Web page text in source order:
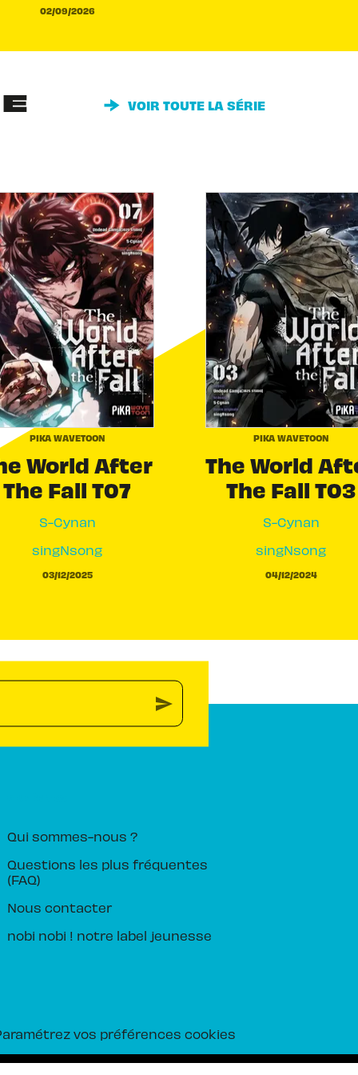
02/09/2026
VOIR TOUTE LA SÉRIE
PIKA WAVETOON
World After
The Fall T07
S-Cynan
singNsong
03/12/2025
PIKA WAVETOON
The World
The Fall T03
S-Cynan
singNsong
04/12/2024
send
Qui sommes-nous ?
Questions les plus fréquentes
(FAQ)
Nous contacter
nobi nobi ! notre label jeunesse
vos préférences cookies